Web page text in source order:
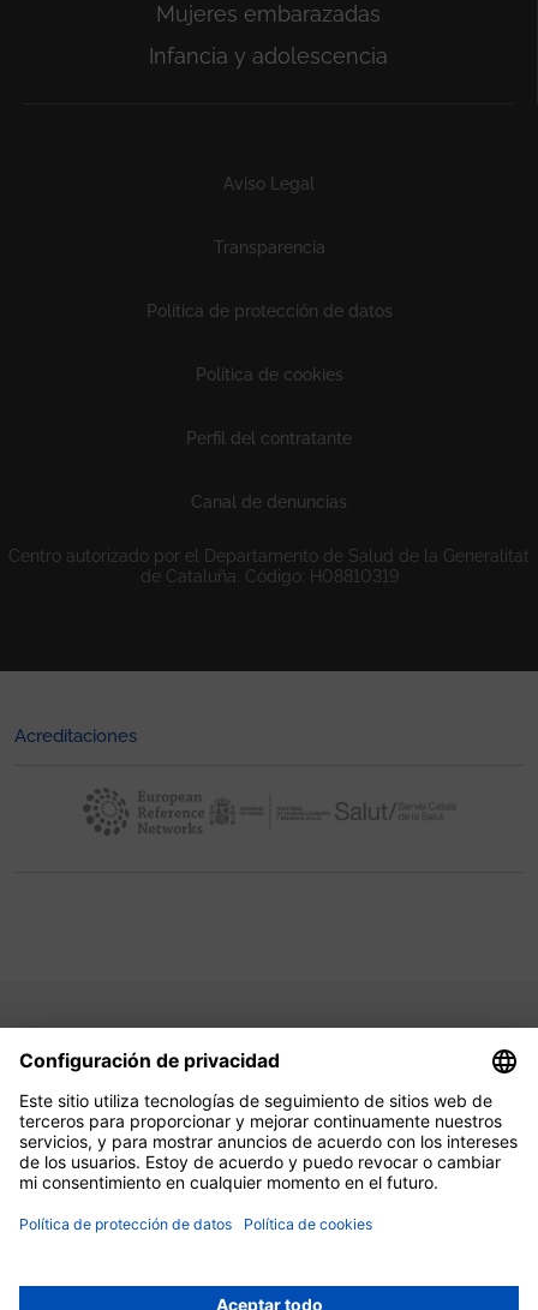
Mujeres embarazadas
Infancia y adolescencia
Aviso Legal
Transparencia
Política de protección de datos
Política de cookies
Perfil del contratante
Canal de denuncias
Centro autorizado por el Departamento de Salud de la Generalitat
de Cataluña. Código: H08810319
Acreditaciones